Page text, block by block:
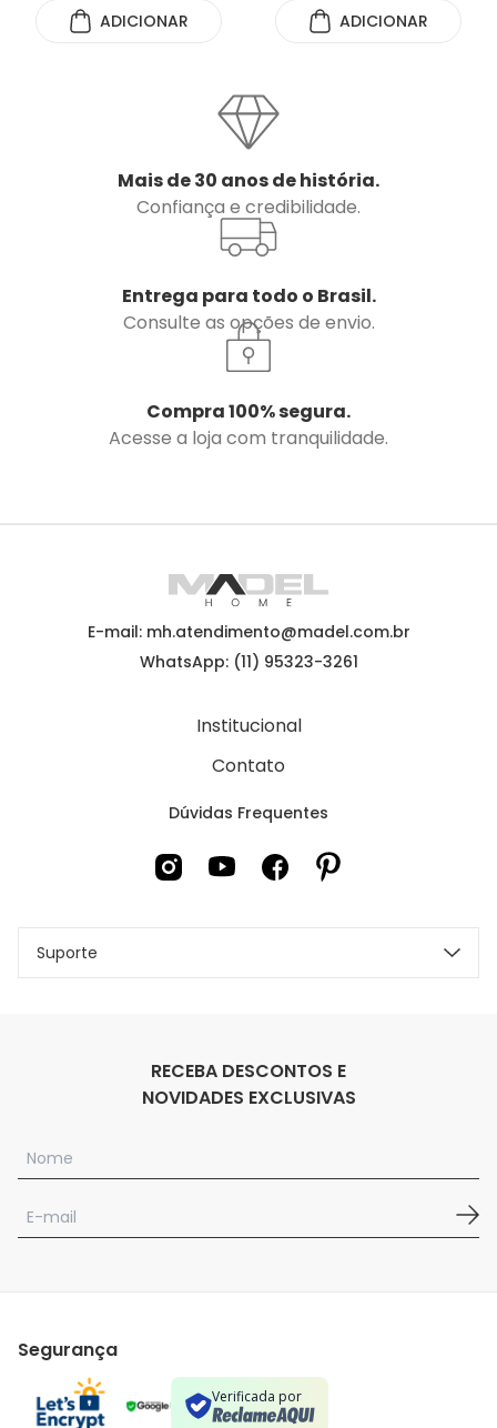
ADICIONAR ADICIONAR
Mais de 30 anos de história.
Confiança e credibilidade.
Entrega para todo o Brasil.
Consulte as opções de envio.
Compra 100% segura.
Acesse a loja com tranquilidade.
E-mail: mh.atendimento@madel.com.br
WhatsApp: (11) 95323-3261
Institucional
Contato
Dúvidas Frequentes
Suporte
RECEBA DESCONTOS E
NOVIDADES EXCLUSIVAS
Segurança
Verificada por